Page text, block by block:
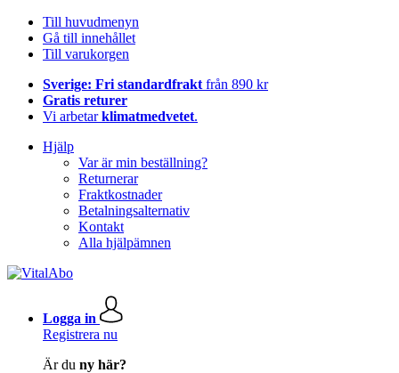
Till huvudmenyn
Gå till innehållet
Till varukorgen
Sverige: Fri standardfrakt från 890 kr
Gratis returer
Vi arbetarklimatmedvetet.
Hjälp
Var är min beställning?
Returnerar
Fraktkostnader
Betalningsalternativ
Kontakt
Alla hjälpämnen
Logga in
Registrera nu
Är du ny här?